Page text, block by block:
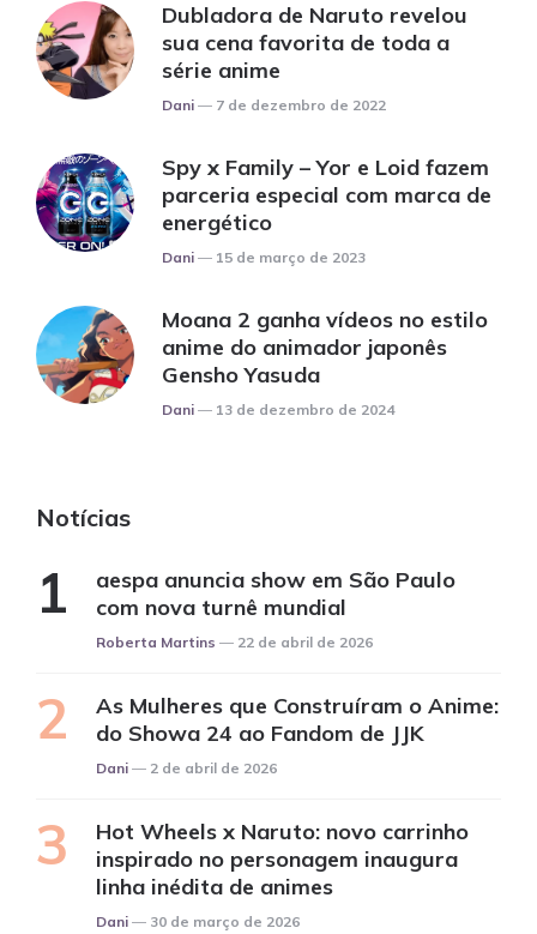
Dubladora de Naruto revelou
sua cena favorita de toda a
série anime
Posted
Dani 7 de dezembro de 2022
Spy x Family – Yor e Loid fazem
parceria especial com marca de
energético
Posted
Dani 15 de março de 2023
Moana 2 ganha vídeos no estilo
anime do animador japonês
Gensho Yasuda
Posted
Dani 13 de dezembro de 2024
Notícias
aespa anuncia show em São Paulo
com nova turnê mundial
Posted
Roberta Martins 22 de abril de 2026
As Mulheres que Construíram o Anime:
do Showa 24 ao Fandom de JJK
Posted
Dani 2 de abril de 2026
Hot Wheels x Naruto: novo carrinho
inspirado no personagem inaugura
linha inédita de animes
Posted
Dani 30 de março de 2026